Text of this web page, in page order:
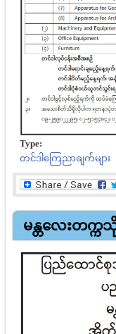
Type:
တင်ဒါကြေညာချက်များ
မန္တလေးတက္က